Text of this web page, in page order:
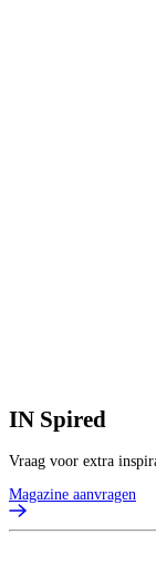
IN Spired
Vraag voor extra
Magazine aanvragen